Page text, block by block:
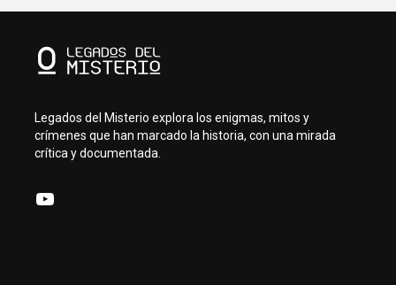
Legados del Misterio explora los enigmas, mitos y
crímenes que han marcado la historia, con una mirada
crítica y documentada.
YouTube